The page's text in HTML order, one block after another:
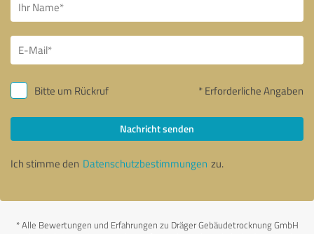
Bitte um Rückruf * Erforderliche Angaben
Nachricht senden
Ich stimme den Datenschutzbestimmungen zu.
*Alle Bewertungen und Erfahrungen zu Dräger Gebäudetrocknung GmbH